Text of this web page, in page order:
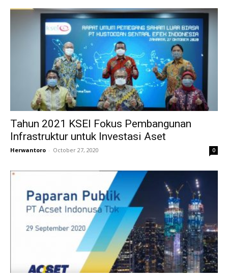
Tahun 2021 KSEI Fokus Pembangunan
Infrastruktur untuk Investasi Aset
Herwantoro - October 27, 2020 0